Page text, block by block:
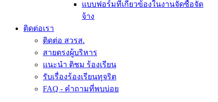
แบบฟอร์มที่เกี่ยวข้องในงานจัดซื้อจัด
จ้าง
ติดต่อเรา
ติดต่อ สวรส.
สายตรงผู้บริหาร
แนะนำ ติชม ร้องเรียน
รับเรื่องร้องเรียนทุจริต
FAQ - คำถามที่พบบ่อย